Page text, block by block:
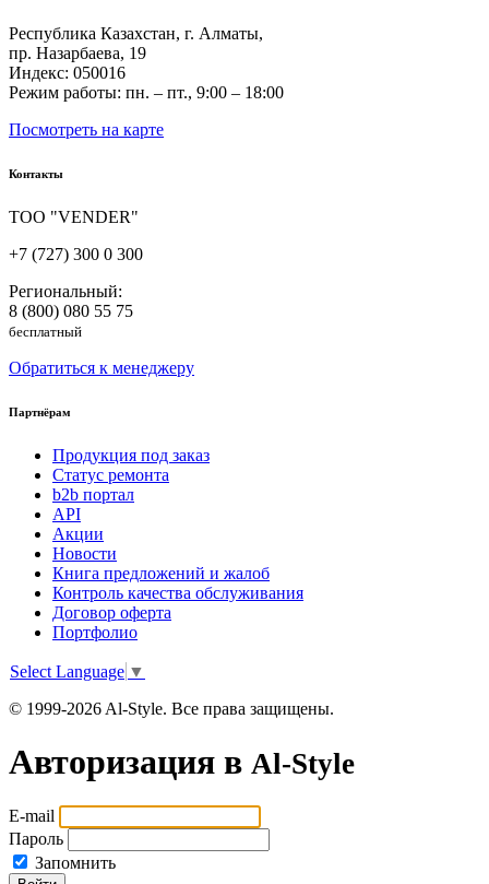
Республика Казахстан, г. Алматы,
пр. Назарбаева, 19
Индекс: 050016
Режим работы: пн. – пт., 9:00 – 18:00
Посмотреть на карте
Контакты
ТОО "VENDER"
+7 (727) 300 0 300
Региональный:
8 (800) 080 55 75
бесплатный
Обратиться к менеджеру
Партнёрам
Продукция под заказ
Статус ремонта
b2b портал
API
Акции
Новости
Книга предложений и жалоб
Контроль качества обслуживания
Договор оферта
Портфолио
Select Language ▼
© 1999-2026 Al-Style. Все права защищены.
Авторизация в Al-Style
E-mail
Пароль
Запомнить